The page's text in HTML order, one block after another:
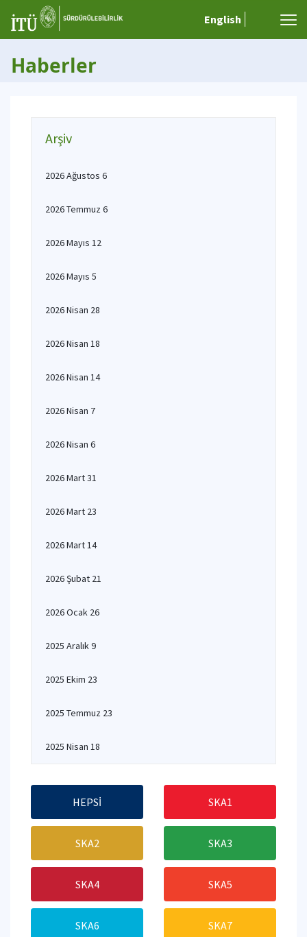
English
Haberler
Arşiv
2026 Ağustos 6
2026 Temmuz 6
2026 Mayıs 12
2026 Mayıs 5
2026 Nisan 28
2026 Nisan 18
2026 Nisan 14
2026 Nisan 7
2026 Nisan 6
2026 Mart 31
2026 Mart 23
2026 Mart 14
2026 Şubat 21
2026 Ocak 26
2025 Aralık 9
2025 Ekim 23
2025 Temmuz 23
2025 Nisan 18
HEPSİ SKA1
SKA2 SKA3
SKA4 SKA5
SKA6 SKA7